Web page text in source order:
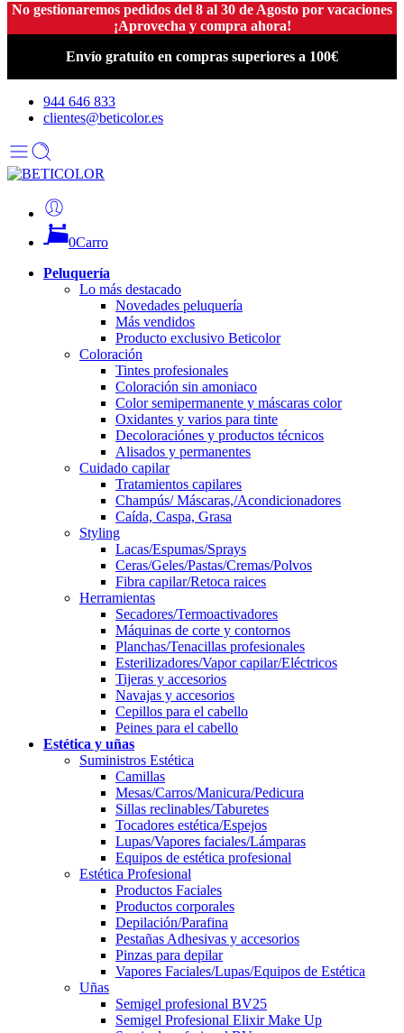
No gestionaremos pedidos del 8 al 30 de Agosto por vacaciones
¡Aprovecha y compra ahora!
Envío gratuito en compras superiores a 100€
944 646 833
clientes@beticolor.es
0Carro
Peluquería
Lo más destacado
Novedades peluquería
Más vendidos
Producto exclusivo Beticolor
Coloración
Tintes profesionales
Coloración sin amoniaco
Color semipermanente y máscaras color
Oxidantes y varios para tinte
Decoloraciónes y productos técnicos
Alisados y permanentes
Cuidado capilar
Tratamientos capilares
Champús/ Máscaras,/Acondicionadores
Caída, Caspa, Grasa
Styling
Lacas/Espumas/Sprays
Ceras/Geles/Pastas/Cremas/Polvos
Fibra capilar/Retoca raices
Herramientas
Secadores/Termoactivadores
Máquinas de corte y contornos
Planchas/Tenacillas profesionales
Esterilizadores/Vapor capilar/Eléctricos
Tijeras y accesorios
Navajas y accesorios
Cepillos para el cabello
Peines para el cabello
Estética y uñas
Suministros Estética
Camillas
Mesas/Carros/Manicura/Pedicura
Sillas reclinables/Taburetes
Tocadores estética/Espejos
Lupas/Vapores faciales/Lámparas
Equipos de estética profesional
Estética Profesional
Productos Faciales
Productos corporales
Depilación/Parafina
Pestañas Adhesivas y accesorios
Pinzas para depilar
Vapores Faciales/Lupas/Equipos de Estética
Uñas
Semigel profesional BV25
Semigel Profesional Elixir Make Up